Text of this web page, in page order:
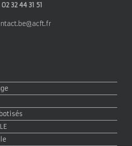
02 32 44 31 51